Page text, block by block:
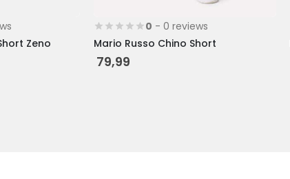
Zeno
0 - 0 reviews
Mario Russo Chino Short
79,99